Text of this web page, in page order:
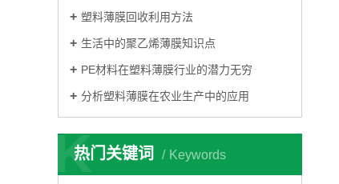
塑料薄膜回收利用方法
生活中的聚乙烯薄膜知识点
PE材料在塑料薄膜行业的潜力无穷
分析塑料薄膜在农业生产中的应用
热门关键词 Keywords
K